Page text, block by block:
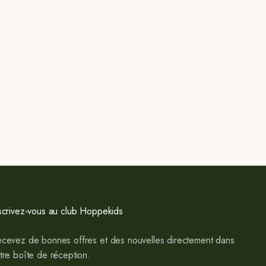
vous au club Hoppekids
de bonnes offres et des nouvelles directement dans
boîte de réception.